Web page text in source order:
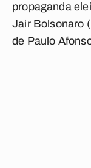
propaganda
Jair Bolsonaro
de Paulo